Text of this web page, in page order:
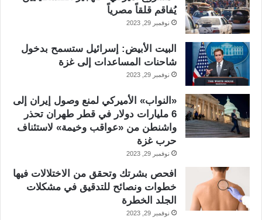
يُفاقم قلقاً مصرياً
نوفمبر 29, 2023
البيت الأبيض: إسرائيل ستسمح بدخول
شاحنات المساعدات إلى غزة
نوفمبر 29, 2023
«النواب» الأميركي لمنع وصول إيران إلى
6 مليارات دولار في قطر طهران تحذر
واشنطن من «عواقب وخيمة» لاستئناف
حرب غزة
نوفمبر 29, 2023
افحص بشرتك وتحقق من الاختلالات فيها
خطوات ونصائح للتدقيق في مشكلات
الجلد الخطرة
نوفمبر 29, 2023